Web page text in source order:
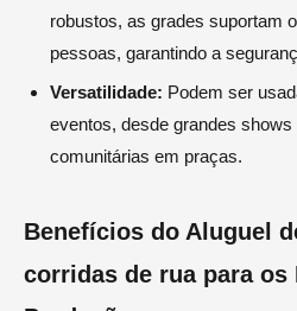
robustos, as grades suportam
pessoas, garantindo a
Versatilidade: Podem ser
eventos, desde grandes shows
comunitárias em praças.
Benefícios do Aluguel
corridas de rua para os